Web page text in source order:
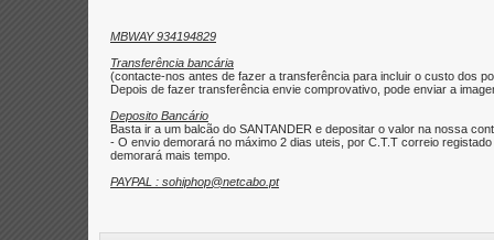
MBWAY 934194829
Transferência bancária
(contacte-nos antes de fazer a transferência para incluir o custo dos
Depois de fazer transferência envie comprovativo, pode enviar a
Deposito Bancário
Basta ir a um balcão do SANTANDER e depositar o valor na nossa
- O envio demorará no máximo 2 dias uteis, por C.T.T correio
demorará mais tempo.
PAYPAL : sohiphop@netcabo.pt